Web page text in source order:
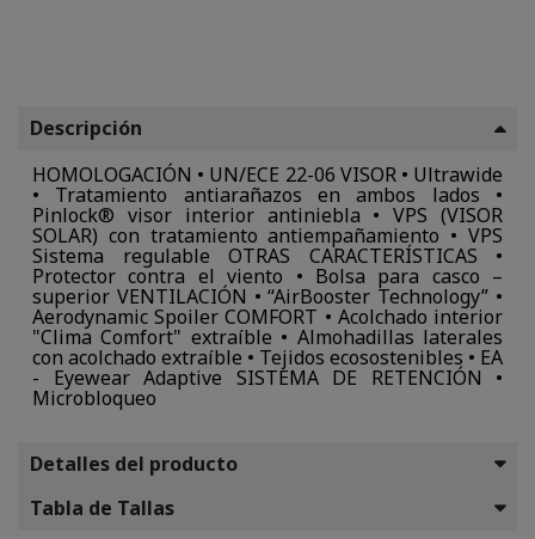
Descripción
HOMOLOGACIÓN • UN/ECE 22-06 VISOR • Ultrawide
• Tratamiento antiarañazos en ambos lados •
Pinlock® visor interior antiniebla • VPS (VISOR
SOLAR) con tratamiento antiempañamiento • VPS
Sistema regulable OTRAS CARACTERÍSTICAS •
Protector contra el viento • Bolsa para casco –
superior VENTILACIÓN • “AirBooster Technology” •
Aerodynamic Spoiler COMFORT • Acolchado interior
"Clima Comfort" extraíble • Almohadillas laterales
con acolchado extraíble • Tejidos ecosostenibles • EA
- Eyewear Adaptive SISTEMA DE RETENCIÓN •
Microbloqueo
Detalles del producto
Tabla de Tallas